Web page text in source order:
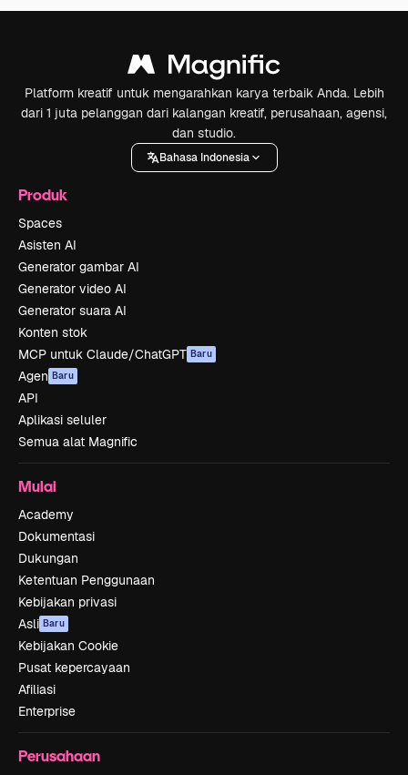
Platform kreatif untuk mengarahkan karya terbaik Anda. Lebih
dari 1 juta pelanggan dari kalangan kreatif, perusahaan, agensi,
dan studio.
Bahasa Indonesia
Produk
Spaces
Asisten AI
Generator gambar AI
Generator video AI
Generator suara AI
Konten stok
MCP untuk Claude/ChatGPT Baru
Agen Baru
API
Aplikasi seluler
Semua alat Magnific
Mulai
Academy
Dokumentasi
Dukungan
Ketentuan Penggunaan
Kebijakan privasi
Asli Baru
Kebijakan Cookie
Pusat kepercayaan
Afiliasi
Enterprise
Perusahaan